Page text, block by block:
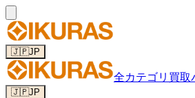
🇯🇵JP
全カテゴリ 買取
🇯🇵JP